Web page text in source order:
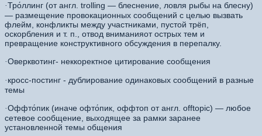
·Тро́ллинг (от англ. trolling — блеснение, ловля рыбы на блесну)
— размещение провокационных сообщений с целью вызвать
флейм, конфликты между участниками, пустой трёп,
оскорбления и т. п., отвод вниманияот острых тем и
превращение конструктивного обсуждения в перепалку.
·Оверквотинг- неккоректное цитирование сообщения
· кросс-постинг - дублирование одинаковых сообщений в разные
темы
·Оффто́пик (иначе офто́пик, оффтоп от англ. offtopic) — любое
сетевое сообщение, выходящее за рамки заранее
установленной темы общения